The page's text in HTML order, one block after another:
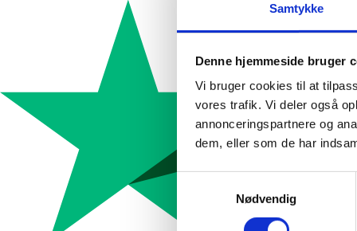
Samtykke
Denne hjemmeside bruger
Vi bruger cookies til at
vores trafik. Vi deler også
annonceringspartnere og
dem, eller som de har
Nødvendig